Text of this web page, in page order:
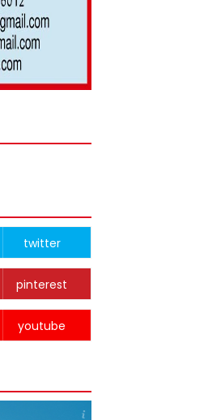
twitter
pinterest
youtube